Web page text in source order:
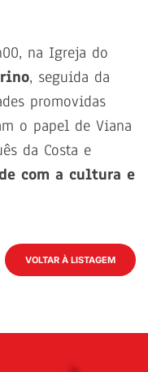
na Igreja do
, seguida da
promovidas
o papel de Viana
da Costa e
com a cultura e
VOLTAR À LISTAGEM